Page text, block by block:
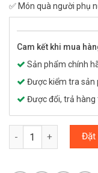
✅ Món quà người phụ
Cam kết khi mua
Sản phẩm chính
Được kiểm tra sản
Được đổi, trả hàng
Hộp quà 20/10 Đặt